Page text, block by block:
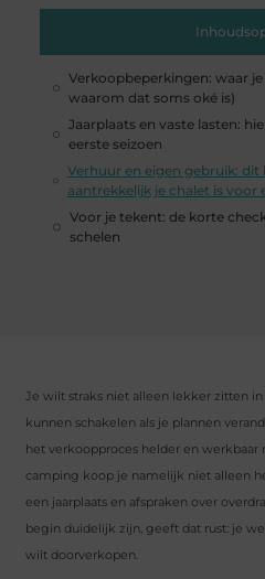
Verkoopbeperkingen: waar
waarom dat soms oké is)
Jaarplaats en vaste lasten:
eerste seizoen
Verhuur en eigen gebruik: dit
aantrekkelijk je chalet is voor
Voor je tekent: de korte
schelen
Je wilt straks niet alleen lekker zitten
kunnen schakelen als je plannen
het verkoopproces helder en werkbaar
camping koop je namelijk niet alleen
een jaarplaats en afspraken over
begin duidelijk zijn, geeft dat rust: je
wilt doorverkopen.